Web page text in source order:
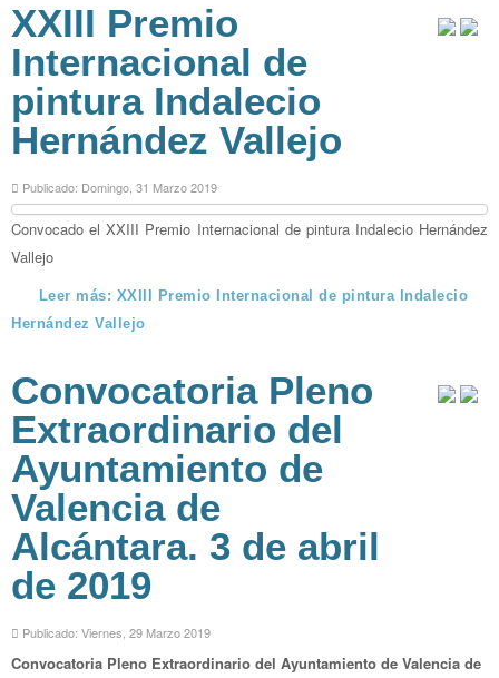
XXIII Premio
Internacional de
pintura Indalecio
Hernández Vallejo
Publicado: Domingo, 31 Marzo 2019
Convocado el XXIII Premio Internacional de pintura Indalecio Hernández
Vallejo
Leer más: XXIII Premio Internacional de pintura Indalecio
Hernández Vallejo
Convocatoria Pleno
Extraordinario del
Ayuntamiento de
Valencia de
Alcántara. 3 de abril
de 2019
Publicado: Viernes, 29 Marzo 2019
Convocatoria Pleno Extraordinario del Ayuntamiento de Valencia de